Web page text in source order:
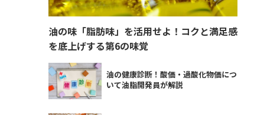
油の味「脂肪味」を活用せよ！コクと満足感
を底上げする第6の味覚
油の健康診断！酸価・過酸化物価につ
いて油脂開発員が解説